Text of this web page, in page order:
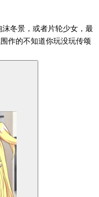
冬景，或者片轮少女，最
作的不知道你玩没玩传颂